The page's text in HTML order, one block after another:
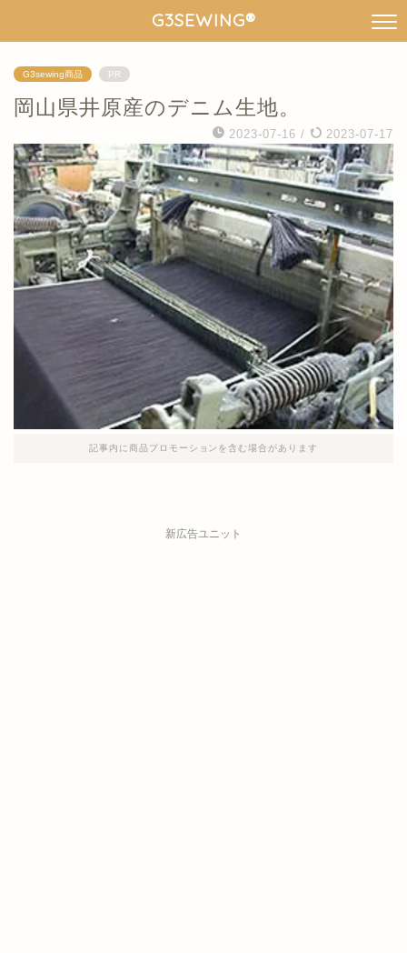
G3SEWING®︎
G3sewing商品 PR
岡山県井原産のデニム生地。
2023-07-16 / 2023-07-17
記事内に商品プロモーションを含む場合があります
新広告ユニット